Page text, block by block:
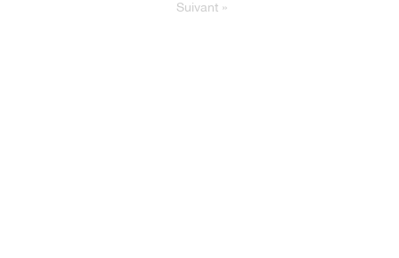
Suivant »